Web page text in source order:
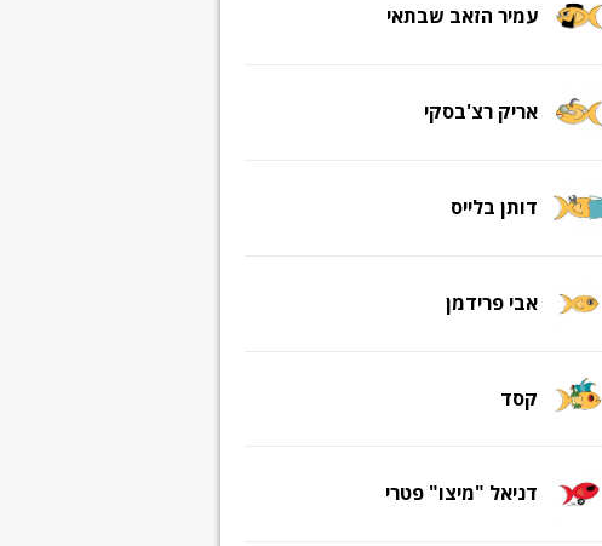
עמיר הזאב שבתאי
אריק רצ'בסקי
דותן בלייס
אבי פרידמן
קסד
דניאל "מיצו" פטרי